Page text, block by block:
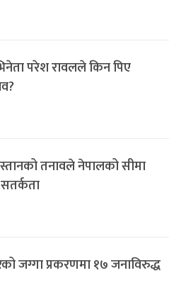
परेश रावलले किन पिए
तनावले नेपालको सीमा
सतर्कता
जग्गा प्रकरणमा १७ जनाविरुद्ध